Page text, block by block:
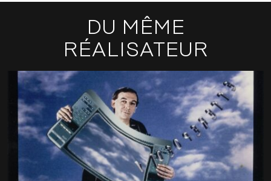
DU MÊME
RÉALISATEUR